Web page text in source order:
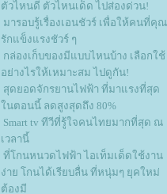
ตัวไหนดี ตัวไหนเด็ด ไปส่องด่วน!
มารอบรู้เรื่องเอนชัวร์ เพื่อให้คนที่คุณ
รักแข็งแรงชัวร์ ๆ
กล่องเก็บของมีแบบไหนบ้าง เลือกใช้
อย่างไรให้เหมาะสม ไปดูกัน!
สุดยอดจักรยานไฟฟ้า ที่มาแรงที่สุด
นตอนนี้ ลดสูงสุดถึง 80%
Smart tv ทีวีที่รู้ใจคนไทยมากที่สุด ณ
เวลานี้
ที่โกนหนวดไฟฟ้า ไอเท็มเด็ดใช้งาน
ง่าย โกนได้เรียบลื่น ที่หนุ่มๆ ยุคใหม่
ต้องมี